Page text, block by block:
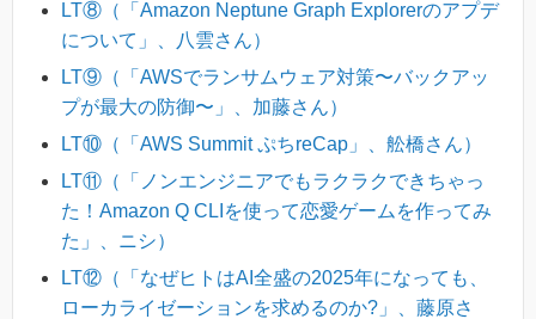
LT⑧（「Amazon Neptune Graph Explorerのアプデ
について」、八雲さん）
LT⑨（「AWSでランサムウェア対策〜バックアッ
プが最大の防御〜」、加藤さん）
LT⑩（「AWS Summit ぷちreCap」、舩橋さん）
LT⑪（「ノンエンジニアでもラクラクできちゃっ
た！Amazon Q CLIを使って恋愛ゲームを作ってみ
た」、ニシ）
LT⑫（「なぜヒトはAI全盛の2025年になっても、
ローカライゼーションを求めるのか?」、藤原さ